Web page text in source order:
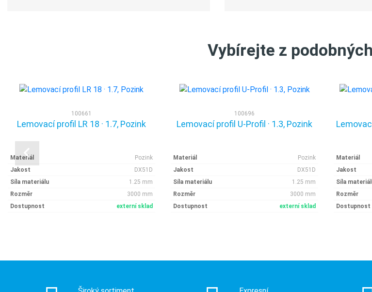
Vybírejte z
100661
Lemovací profil LR 18 · 1.7, Pozink
Materiál
Pozink
Jakost
DX51D
Síla materiálu
1.25 mm
Rozměr
3000 mm
Dostupnost
externí sklad
100696
Lemovací profil U-Profil · 1.3, Pozink
Materiál
Pozink
Jakost
DX51D
Síla materiálu
1.25 mm
Rozměr
3000 mm
Dostupnost
externí sklad
Materiál
Jakost
Síla
Rozměr
Dostupnost